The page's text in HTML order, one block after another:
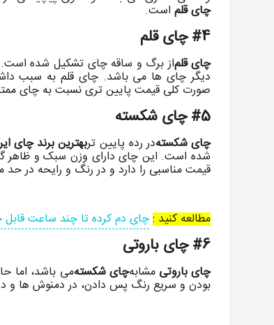
چای قلم است.
#4 چای قلم
چای قلماز برگ و ساقه چای تشکیل شده است.
دیگر چای ها می باشد. چای قلم به سبب
صورت کلی قیمت پایین تری نسبت به چای
#5 چای شکسته
چای شکستهدر رده پایین تربهترین برند چای
شده است. این چای دارای وزن سبک و ظاهر
قیمت مناسبی را دارد و در رنگ و رایحه در حد
مطالعه کنید :چای دم کرده تا چند ساعت
#6 چای باروتی
چای باروتی مشابهچای شکستهمی باشد، اما
بودن و سریع رنگ پس دادن، در دمنوش ها و